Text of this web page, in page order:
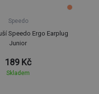
Speedo
Speedo Ergo Earplug
Junior
189 Kč
Skladem